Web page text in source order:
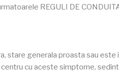
REGULI DE
stare generala proasta sau este
cu aceste simptome,